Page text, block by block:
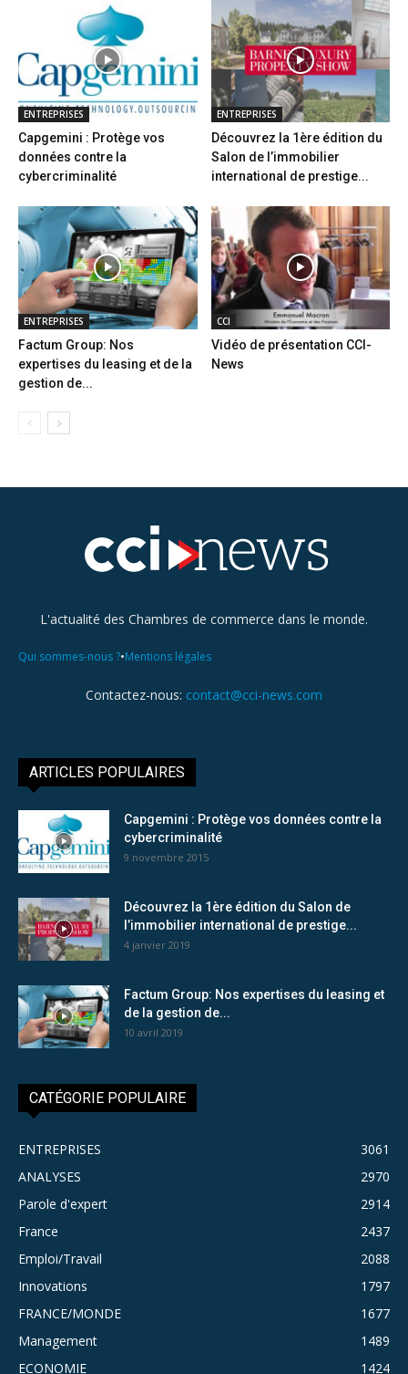
ENTREPRISES
Capgemini : Protège vos
données contre la
cybercriminalité
ENTREPRISES
Découvrez la 1ère édition du
Salon de l’immobilier
international de prestige...
ENTREPRISES
Factum Group: Nos
expertises du leasing et de la
gestion de...
CCI
Vidéo de présentation CCI-
News
L'actualité des Chambres de commerce dans le monde.
Qui sommes-nous ?•Mentions légales
Contactez-nous: contact@cci-news.com
ARTICLES POPULAIRES
Capgemini : Protège vos données contre la
cybercriminalité
9 novembre 2015
Découvrez la 1ère édition du Salon de
l’immobilier international de prestige...
4 janvier 2019
Factum Group: Nos expertises du leasing et
de la gestion de...
10 avril 2019
CATÉGORIE POPULAIRE
ENTREPRISES
3061
ANALYSES
2970
Parole d'expert
2914
France
2437
Emploi/Travail
2088
Innovations
1797
FRANCE/MONDE
1677
Management
1489
ECONOMIE
1424